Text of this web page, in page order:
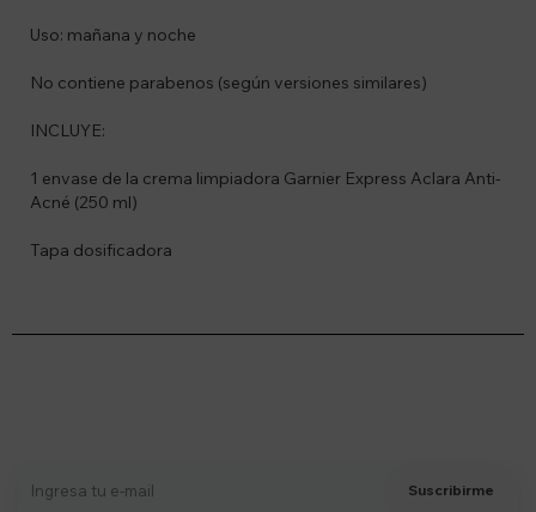
Uso: mañana y noche
No contiene parabenos (según versiones similares)
INCLUYE:
1 envase de la crema limpiadora Garnier Express Aclara Anti-
Acné (250 ml)
Tapa dosificadora
Suscribirme